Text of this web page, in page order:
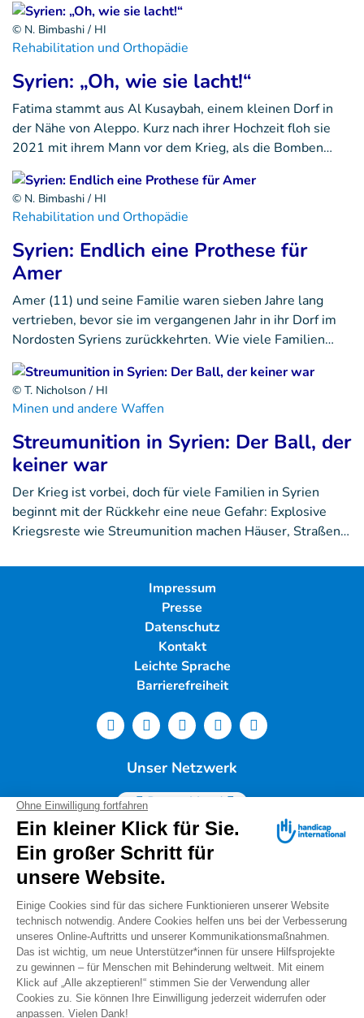
© N. Bimbashi / HI
Rehabilitation und Orthopädie
Syrien: „Oh, wie sie lacht!“
Fatima stammt aus Al Kusaybah, einem kleinen Dorf in
der Nähe von Aleppo. Kurz nach ihrer Hochzeit floh sie
2021 mit ihrem Mann vor dem Krieg, als die Bomben…
© N. Bimbashi / HI
Rehabilitation und Orthopädie
Syrien: Endlich eine Prothese für
Amer
Amer (11) und seine Familie waren sieben Jahre lang
vertrieben, bevor sie im vergangenen Jahr in ihr Dorf im
Nordosten Syriens zurückkehrten. Wie viele Familien…
© T. Nicholson / HI
Minen und andere Waffen
Streumunition in Syrien: Der Ball, der
keiner war
Der Krieg ist vorbei, doch für viele Familien in Syrien
beginnt mit der Rückkehr eine neue Gefahr: Explosive
Kriegsreste wie Streumunition machen Häuser, Straßen…
Impressum
Presse
Datenschutz
Kontakt
Leichte Sprache
Barrierefreiheit
Unser Netzwerk
Deutschland
Handicap International e.V. | Lindwurmstr. 101 | 80337
München |
Tel.: 089/54 76 06 0 |
Spendenservice: Tel.: 089/54 76 06 17 (Mo-Do 9:00 –
14:00 Uhr) Ispenden@deutschland.hi.org
Handicap International e.V. ist beim Finanzamt
München als gemeinnützig und mildtätig anerkannt.